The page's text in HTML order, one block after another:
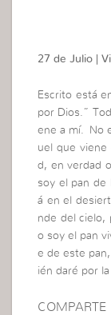
27 de Julio |
Escrito está
por Dios .”
ene a mí.
No
uel que viene
d, en verdad
soy el pan de
á en el
nde del cielo,
o soy el pan
e de este
ién daré por
COMPARTE